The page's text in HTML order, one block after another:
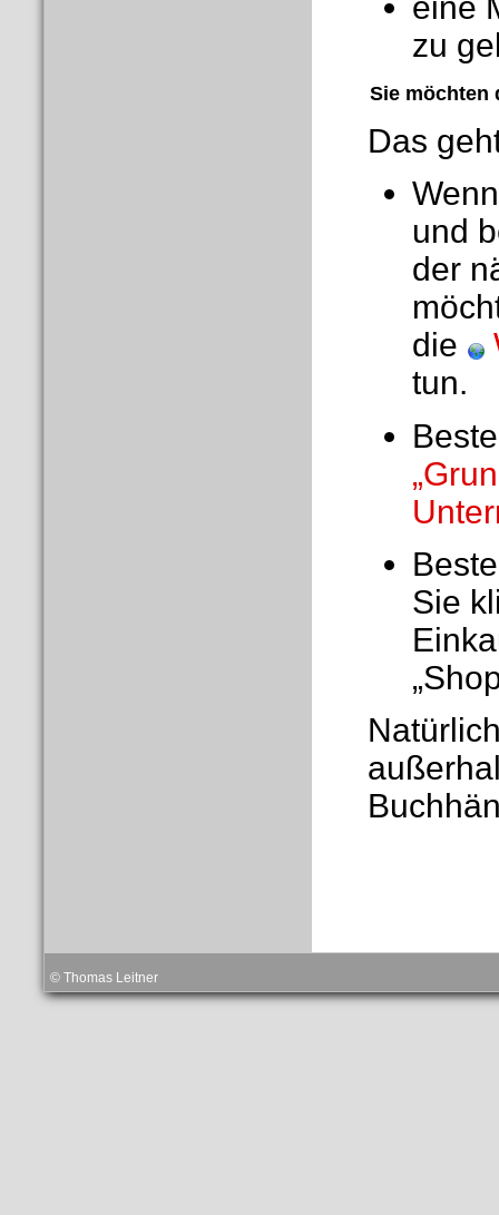
eine
zu
Sie möchten
Das
und
der
die
tun.
Sie
© Thomas Leitner